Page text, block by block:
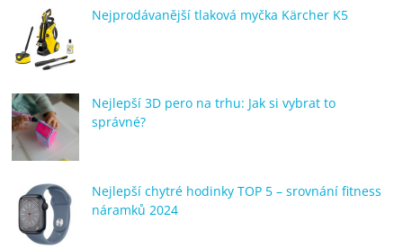
Nejprodávanější tlaková myčka Kärcher K5
Nejlepší 3D pero na trhu: Jak si vybrat to
správné?
Nejlepší chytré hodinky TOP 5 – srovnání fitness
náramků 2024